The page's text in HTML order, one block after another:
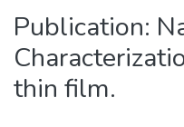
Publication:
thin film.